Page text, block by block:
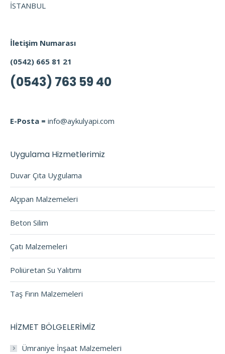
İSTANBUL
İletişim Numarası
(0542) 665 81 21
(0543) 763 59 40
E-Posta = info@aykulyapi.com
Uygulama Hizmetlerimiz
Duvar Çıta Uygulama
Alçıpan Malzemeleri
Beton Silim
Çatı Malzemeleri
Poliüretan Su Yalıtımı
Taş Fırın Malzemeleri
HİZMET BÖLGELERİMİZ
Ümraniye İnşaat Malzemeleri